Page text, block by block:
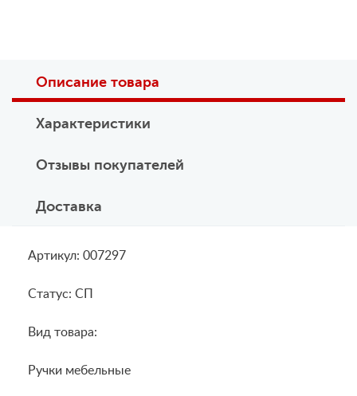
Описание товара
Характеристики
Отзывы покупателей
Доставка
Артикул: 007297
Статус: СП
Вид товара:
Ручки мебельные